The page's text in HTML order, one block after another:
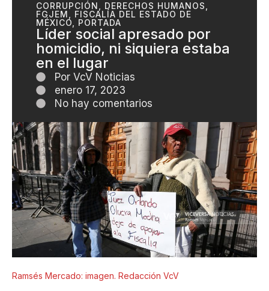
CORRUPCIÓN , DERECHOS HUMANOS,
FGJEM , FISCALÍA DEL ESTADO DE
MÉXICO, PORTADA
Líder social apresado por
homicidio, ni siquiera estaba
en el lugar
Por VcV Noticias
enero 17, 2023
No hay comentarios
Ramsés Mercado: imagen. Redacción VcV